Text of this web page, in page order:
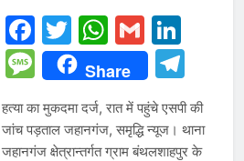
Facebook
TwitterGmail
Message
Share
हत्या का मुकदमा दर्ज, रात में पहुंचे एसपी की
जांच पड़ताल जहानगंज, समृद्धि न्यूज। थाना
जहानगंज क्षेत्रान्तर्गत ग्राम बंथलशाहपुर के